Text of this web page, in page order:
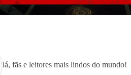
Olá, fãs e leitores mais lindos do mundo!